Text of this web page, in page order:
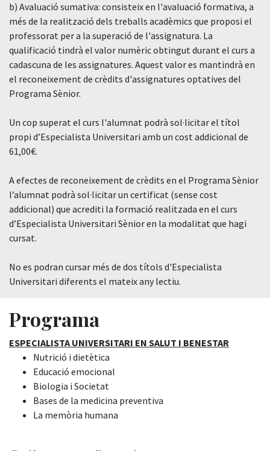
b) Avaluació sumativa: consisteix en l'avaluació formativa, a
més de la realització dels treballs acadèmics que proposi el
professorat per a la superació de l'assignatura. La
qualificació tindrà el valor numèric obtingut durant el curs a
cadascuna de les assignatures. Aquest valor es mantindrà en
el reconeixement de crèdits d'assignatures optatives del
Programa Sènior.
Un cop superat el curs l'alumnat podrà sol·licitar el títol
propi d’Especialista Universitari amb un cost addicional de
61,00€.
A efectes de reconeixement de crèdits en el Programa Sènior
l’alumnat podrà sol·licitar un certificat (sense cost
addicional) que acrediti la formació realitzada en el curs
d’Especialista Universitari Sènior en la modalitat que hagi
cursat.
No es podran cursar més de dos títols d'Especialista
Universitari diferents el mateix any lectiu.
Programa
ESPECIALISTA UNIVERSITARI EN SALUT I BENESTAR
Nutrició i dietètica
Educació emocional
Biologia i Societat
Bases de la medicina preventiva
La memòria humana